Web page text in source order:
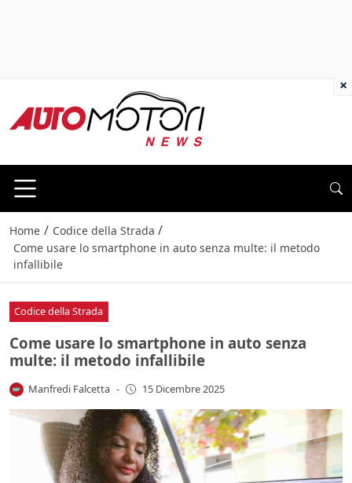
Home / Codice della Strada /
Come usare lo smartphone in auto senza multe: il metodo
infallibile
Codice della Strada
Come usare lo smartphone in auto senza
multe: il metodo infallibile
Manfredi Falcetta - 15 Dicembre 2025
×